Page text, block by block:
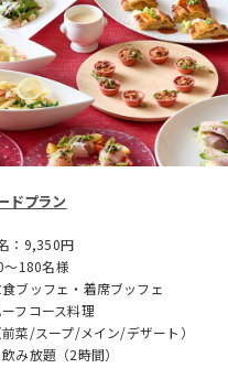
ドプラン
：9,350円
～180名様
食ブッフェ・着席ブッフェ
ーフコース料理
前菜/スープ/メイン/デザート）
み放題（2時間）